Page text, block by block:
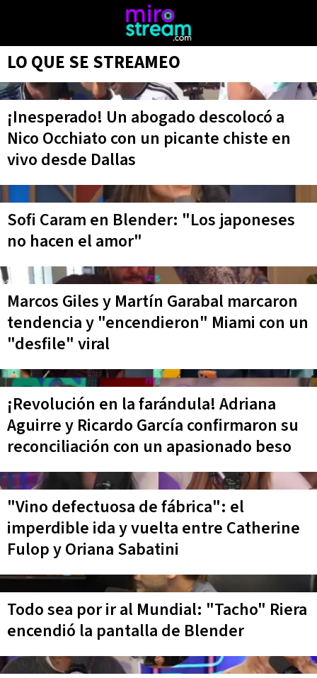
LO QUE SE STREAMEO
¡Inesperado! Un abogado descolocó a
Nico Occhiato con un picante chiste en
vivo desde Dallas
Sofi Caram en Blender: "Los japoneses
no hacen el amor"
Marcos Giles y Martín Garabal marcaron
tendencia y "encendieron" Miami con un
"desfile" viral
¡Revolución en la farándula! Adriana
Aguirre y Ricardo García confirmaron su
reconciliación con un apasionado beso
"Vino defectuosa de fábrica": el
imperdible ida y vuelta entre Catherine
Fulop y Oriana Sabatini
Todo sea por ir al Mundial: "Tacho" Riera
encendió la pantalla de Blender